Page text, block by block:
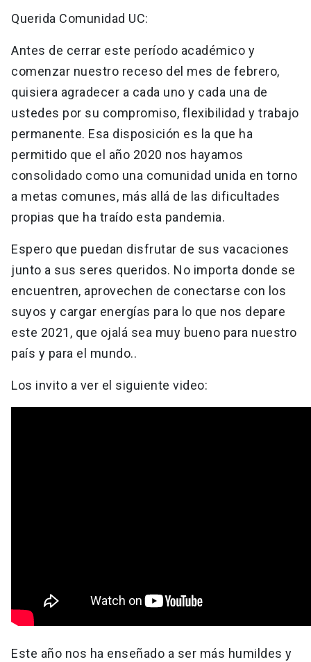
Querida Comunidad UC:
Antes de cerrar este período académico y
comenzar nuestro receso del mes de febrero,
quisiera agradecer a cada uno y cada una de
ustedes por su compromiso, flexibilidad y trabajo
permanente. Esa disposición es la que ha
permitido que el año 2020 nos hayamos
consolidado como una comunidad unida en torno
a metas comunes, más allá de las dificultades
propias que ha traído esta pandemia.
Espero que puedan disfrutar de sus vacaciones
junto a sus seres queridos. No importa donde se
encuentren, aprovechen de conectarse con los
suyos y cargar energías para lo que nos depare
este 2021, que ojalá sea muy bueno para nuestro
país y para el mundo..
Los invito a ver el siguiente video:
Este año nos ha enseñado a ser más humildes y